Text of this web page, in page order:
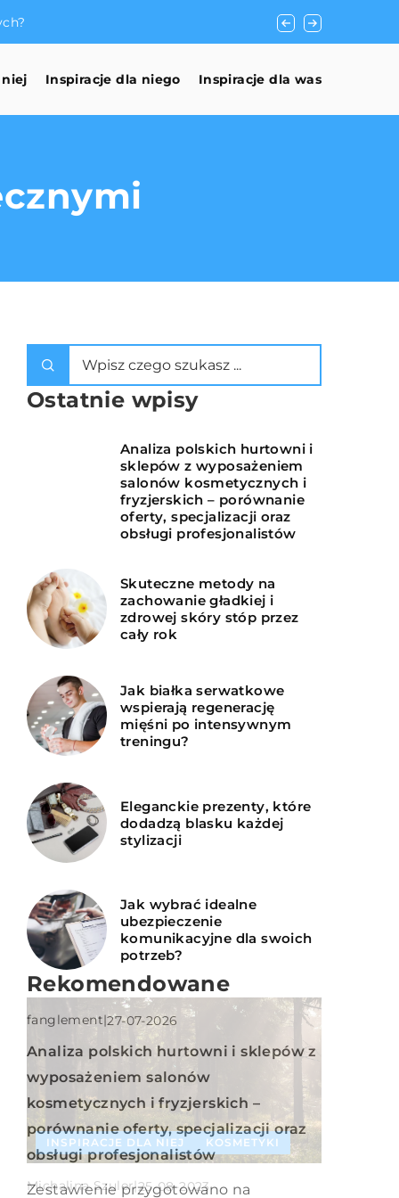
Jak wybrać
Inspiracje dla niego Inspiracje dla was
Ostatnie wpisy
Analiza polskich hurtowni i
sklepów z wyposażeniem
salonów kosmetycznych i
fryzjerskich – porównanie
oferty, specjalizacji oraz
obsługi profesjonalistów
Skuteczne metody na
zachowanie gładkiej i
zdrowej skóry stóp przez
cały rok
Jak białka serwatkowe
wspierają regenerację
mięśni po intensywnym
treningu?
Eleganckie prezenty, które
dodadzą blasku każdej
stylizacji
Jak wybrać idealne
ubezpieczenie
komunikacyjne dla swoich
potrzeb?
Rekomendowane
INSPIRACJE DLA NIEJ
fanglement|27-07-2026
Analiza polskich hurtowni i sklepów z
wyposażeniem salonów
kosmetycznych i fryzjerskich –
porównanie oferty, specjalizacji oraz
obsługi profesjonalistów
Zestawienie przygotowano na
INSPIRACJE DLA NIEJ KOSMETYKI
Michalina Szuler|25-08-2023